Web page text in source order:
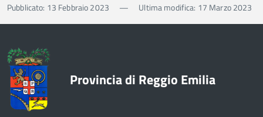
Pubblicato: 13 Febbraio 2023 — Ultima modifica: 17 Marzo 2023
Provincia di Reggio Emilia